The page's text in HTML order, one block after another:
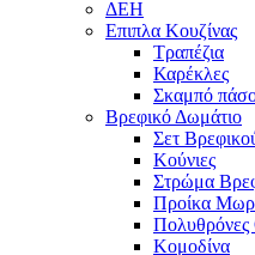
ΔΕΗ
Επιπλα Κουζίνας
Τραπέζια
Καρέκλες
Σκαμπό
Βρεφικό Δωμάτιο
Σετ
Κούνιες
Στρώμα
Προίκα
Κομοδίνα